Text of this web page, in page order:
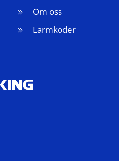
Om oss
Larmkoder